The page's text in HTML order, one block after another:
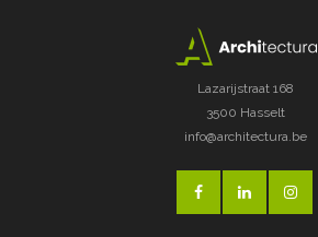
Lazarijstraat 168
3500 Hasselt
info@architectura.be